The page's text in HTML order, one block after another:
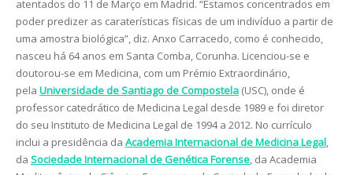
atentados do 11 de Março em Madrid. “Estamos concentrados em
poder predizer as caraterísticas físicas de um indivíduo a partir de
uma amostra biológica”, diz. Anxo Carracedo, como é conhecido,
nasceu há 64 anos em Santa Comba, Corunha. Licenciou-se e
doutorou-se em Medicina, com um Prémio Extraordinário,
pela Universidade de Santiago de Compostela (USC), onde é
professor catedrático de Medicina Legal desde 1989 e foi diretor
do seu Instituto de Medicina Legal de 1994 a 2012. No currículo
inclui a presidência da Academia Internacional de Medicina Legal,
da Sociedade Internacional de Genética Forense, da Academia